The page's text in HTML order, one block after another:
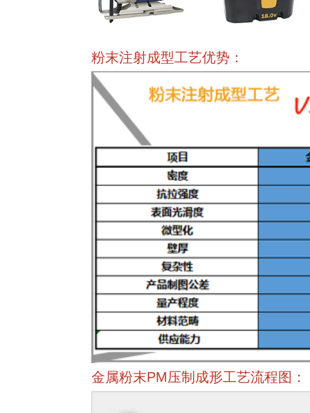
粉末注射成型工艺优势：
金属粉末PM压制成形工艺流程图：